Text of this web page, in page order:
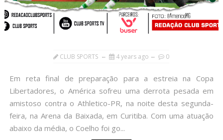
CLUB SPORTS 4 years ago 0
Em reta final de preparação para a estreia na Copa
Libertadores, o América sofreu uma derrota pesada em
amistoso contra o Athletico-PR, na noite desta segunda-
feira, na Arena da Baixada, em Curitiba. Com uma atuação
abaixo da média, o Coelho foi go...